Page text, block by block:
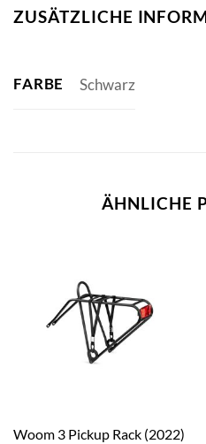
ZUSÄTZLICHE
FARBE Schwarz
ÄHNLICHE
Woom 3 Pickup Rack (2022)